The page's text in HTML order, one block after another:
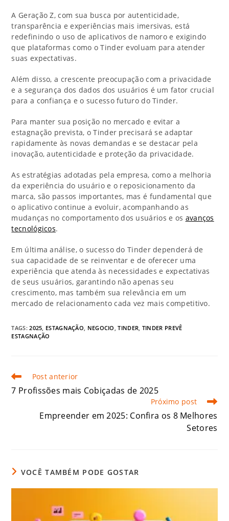
A Geração Z, com sua busca por autenticidade,
transparência e experiências mais imersivas, está
redefinindo o uso de aplicativos de namoro e exigindo
que plataformas como o Tinder evoluam para atender
suas expectativas.
Além disso, a crescente preocupação com a privacidade
e a segurança dos dados dos usuários é um fator crucial
para a confiança e o sucesso futuro do Tinder.
Para manter sua posição no mercado e evitar a
estagnação prevista, o Tinder precisará se adaptar
rapidamente às novas demandas e se destacar pela
inovação, autenticidade e proteção da privacidade.
As estratégias adotadas pela empresa, como a melhoria
da experiência do usuário e o reposicionamento da
marca, são passos importantes, mas é fundamental que
o aplicativo continue a evoluir, acompanhando as
mudanças no comportamento dos usuários e os avanços
tecnológicos.
Em última análise, o sucesso do Tinder dependerá de
sua capacidade de se reinventar e de oferecer uma
experiência que atenda às necessidades e expectativas
de seus usuários, garantindo não apenas seu
crescimento, mas também sua relevância em um
mercado de relacionamento cada vez mais competitivo.
TAGS:2025, ESTAGNAÇÃO, NEGOCIO, TINDER, TINDER PREVÊ
ESTAGNAÇÃO
Post anterior
7 Profissões mais Cobiçadas de 2025
Próximo post
Empreender em 2025: Confira os 8 Melhores
Setores
VOCÊ TAMBÉM PODE GOSTAR